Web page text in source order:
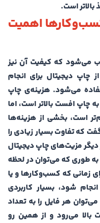
است.
اهمیت
می‌شود که کیفیت آن نیز
چاپ دیجیتال برای انجام
می‌شود. هزینه‌ی چاپ
چاپ افست بالاتر است، اما
است، بخشی از هزینه‌‌ها
که تفاوت بسیار زیادی را
دیگر مزیت‌های چاپ دیجیتال
طوری که می‌توان در لحظه
زمانی که کسب‌وکارها و یا
شود، بسیار کاربردی
هر فایل را به تعداد
بالا می‌رود و از همین رو